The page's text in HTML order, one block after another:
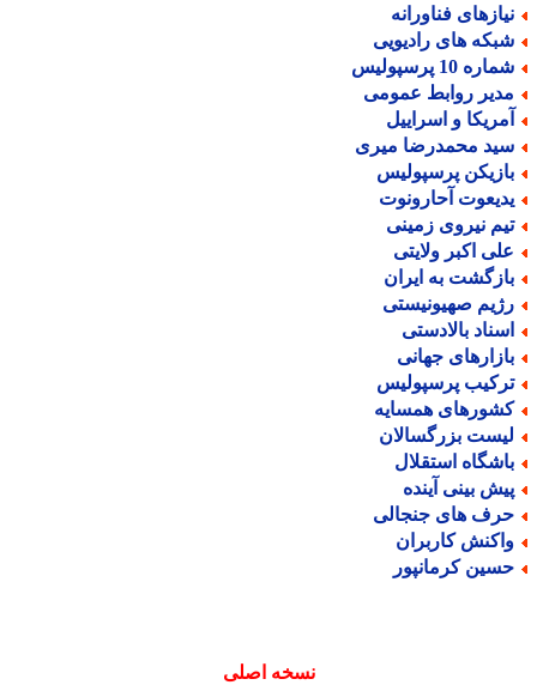
فناورانه
های رادیویی
10 پرسپولیس
روابط عمومی
و اسراییل
محمدرضا میری
پرسپولیس
آحارونوت
نیروی زمینی
اکبر ولایتی
به ایران
صهیونیستی
بالادستی
جهانی
پرسپولیس
همسایه
بزرگسالان
استقلال
بینی آینده
های جنجالی
کاربران
کرمانپور
نسخه اصلی